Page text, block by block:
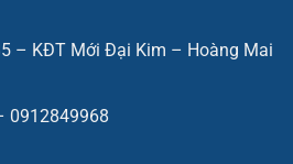
– KĐT Mới Đại Kim – Hoàng Mai
0912849968